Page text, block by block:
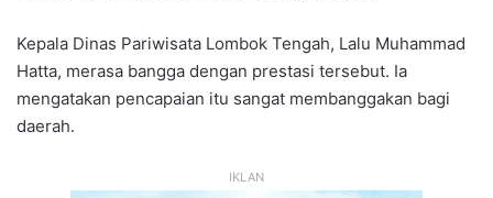
Kepala Dinas Pariwisata Lombok Tengah, Lalu Muhammad
Hatta, merasa bangga dengan prestasi tersebut. Ia
mengatakan pencapaian itu sangat membanggakan bagi
daerah.
IKLAN